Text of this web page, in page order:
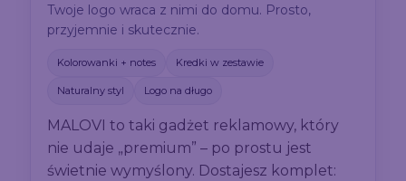
Twoje logo wraca z nimi do domu. Prosto,
przyjemnie i skutecznie.
Kolorowanki + notes Kredki w zestawie
Naturalny styl Logo na długo
MALOVI to taki gadżet reklamowy, który
nie udaje „premium” – po prostu jest
świetnie wymyślony. Dostajesz komplet: